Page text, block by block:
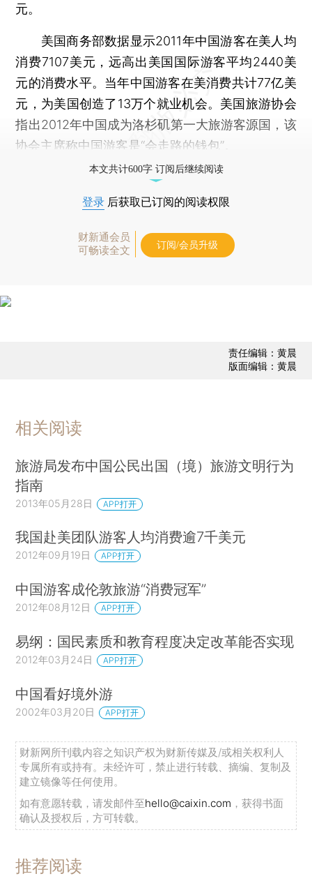
元。
美国商务部数据显示2011年中国游客在美人均
消费7107美元，远高出美国国际游客平均2440美
元的消费水平。当年中国游客在美消费共计77亿美
元，为美国创造了13万个就业机会。美国旅游协会
指出2012年中国成为洛杉矶第一大旅游客源国，该
协会主席称中国游客是“会走路的钱包”。
本文共计600字 订阅后继续阅读
登录 后获取已订阅的阅读权限
财新通会员
可畅读全文
订阅/会员升级
责任编辑：黄晨
版面编辑：黄晨
相关阅读
旅游局发布中国公民出国（境）旅游文明行为
指南
2013年05月28日 APP打开
我国赴美团队游客人均消费逾7千美元
2012年09月19日 APP打开
中国游客成伦敦旅游“消费冠军”
2012年08月12日 APP打开
易纲：国民素质和教育程度决定改革能否实现
2012年03月24日 APP打开
中国看好境外游
2002年03月20日 APP打开
财新网所刊载内容之知识产权为财新传媒及/或相关权利人
专属所有或持有。未经许可，禁止进行转载、摘编、复制及
建立镜像等任何使用。
如有意愿转载，请发邮件至hello@caixin.com ，获得书面
确认及授权后，方可转载。
推荐阅读